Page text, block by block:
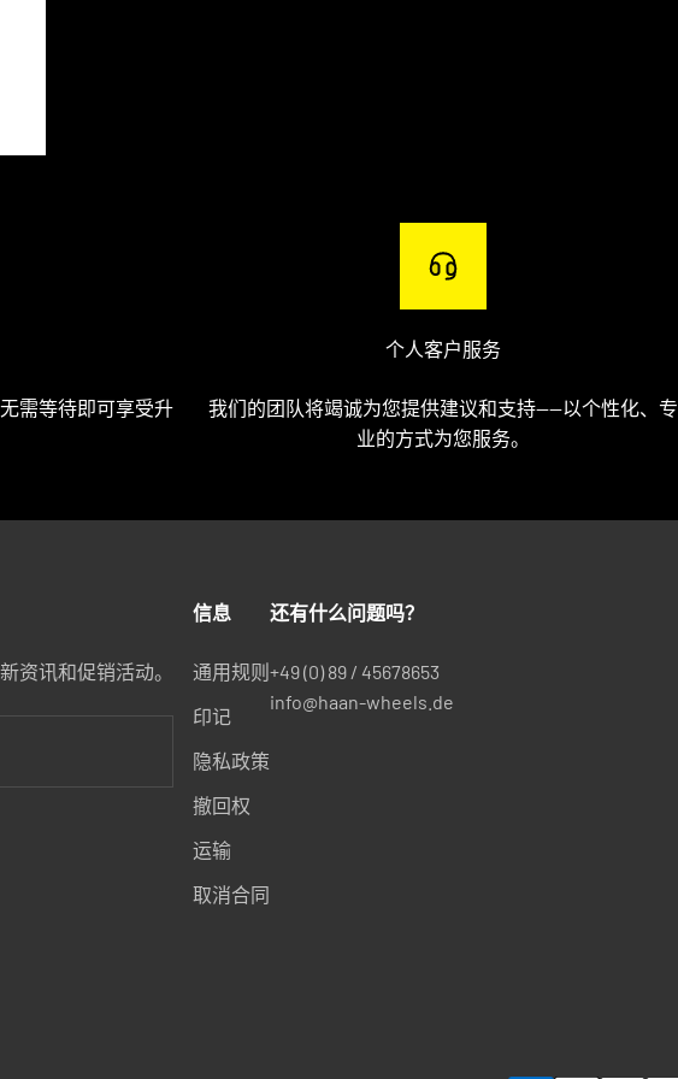
需等待即可享受升
个人客户服务
我们的团队将竭诚为您提供建议和支持——以个性化、专
业的方式为您服务。
资讯和促销活动。
信息
通用规则
印记
隐私政策
撤回权
运输
取消合同
还有什么问题吗？
+49 (0) 89 / 45678653
info@haan-wheels.de